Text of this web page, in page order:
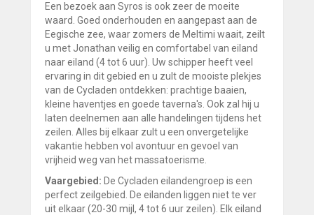
Een bezoek aan Syros is ook zeer de moeite
waard. Goed onderhouden en aangepast aan de
Eegische zee, waar zomers de Meltimi waait, zeilt
u met Jonathan veilig en comfortabel van eiland
naar eiland (4 tot 6 uur). Uw schipper heeft veel
ervaring in dit gebied en u zult de mooiste plekjes
van de Cycladen ontdekken: prachtige baaien,
kleine haventjes en goede taverna's. Ook zal hij u
laten deelnemen aan alle handelingen tijdens het
zeilen. Alles bij elkaar zult u een onvergetelijke
vakantie hebben vol avontuur en gevoel van
vrijheid weg van het massatoerisme.
Vaargebied: De Cycladen eilandengroep is een
perfect zeilgebied. De eilanden liggen niet te ver
uit elkaar (20-30 mijl, 4 tot 6 uur zeilen). Elk eiland